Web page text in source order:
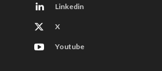
Linkedin
X
Youtube